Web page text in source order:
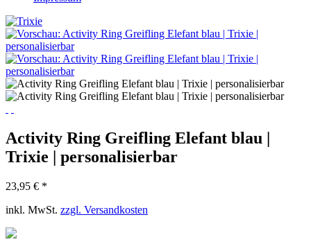
Activity Ring Greifling Elefant blau |
Trixie | personalisierbar
23,95 € *
inkl. MwSt. zzgl. Versandkosten